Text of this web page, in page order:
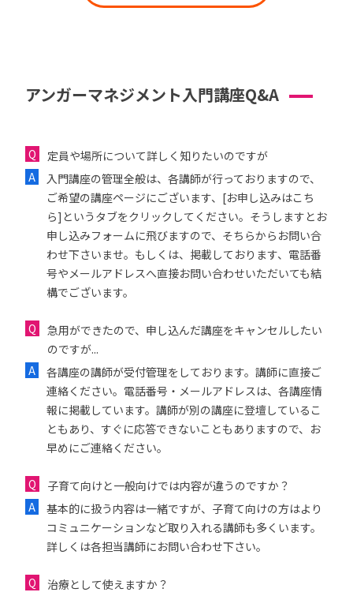
アンガーマネジメント入門講座Q&A
定員や場所について詳しく知りたいのですが
入門講座の管理全般は、各講師が行っておりますので、
ご希望の講座ページにございます、[お申し込みはこち
ら]というタブをクリックしてください。そうしますとお
申し込みフォームに飛びますので、そちらからお問い合
わせ下さいませ。もしくは、掲載しております、電話番
号やメールアドレスへ直接お問い合わせいただいても結
構でございます。
急用ができたので、申し込んだ講座をキャンセルしたい
のですが...
各講座の講師が受付管理をしております。講師に直接ご
連絡ください。電話番号・メールアドレスは、各講座情
報に掲載しています。講師が別の講座に登壇しているこ
ともあり、すぐに応答できないこともありますので、お
早めにご連絡ください。
子育て向けと一般向けでは内容が違うのですか？
基本的に扱う内容は一緒ですが、子育て向けの方はより
コミュニケーションなど取り入れる講師も多くいます。
詳しくは各担当講師にお問い合わせ下さい。
治療として使えますか？